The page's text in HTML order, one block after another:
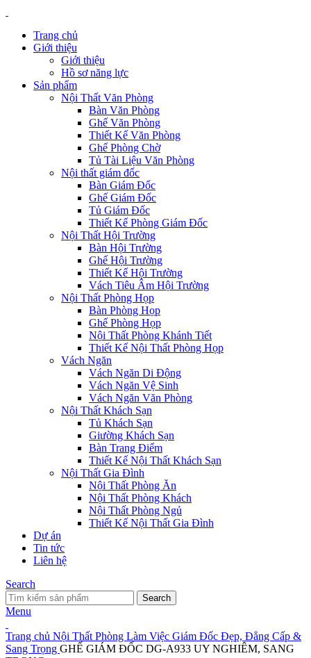
Trang chủ
Giới thiệu
Giới thiệu
Hồ sơ năng lực
Sản phẩm
Nội Thất Văn Phòng
Bàn Văn Phòng
Ghế Văn Phòng
Thiết Kế Văn Phòng
Ghế Phòng Chờ
Tủ Tài Liệu Văn Phòng
Nội thất giám đốc
Bàn Giám Đốc
Ghế Giám Đốc
Tủ Giám Đốc
Thiết Kế Phòng Giám Đốc
Nội Thất Hội Trường
Bàn Hội Trường
Ghế Hội Trường
Thiết Kế Hội Trường
Vách Tiêu Âm Hội Trường
Nội Thất Phòng Họp
Bàn Phòng Họp
Ghế Phòng Họp
Nội Thất Phòng Khánh Tiết
Thiết Kế Nội Thất Phòng Họp
Vách Ngăn
Vách Ngăn Di Động
Vách Ngăn Vệ Sinh
Vách Ngăn Văn Phòng
Nội Thất Khách Sạn
Tủ Khách Sạn
Giường Khách Sạn
Bàn Trang Điểm
Thiết Kế Nội Thất Khách Sạn
Nội Thất Gia Đình
Nội Thất Phòng Ăn
Nội Thất Phòng Khách
Nội Thất Phòng Ngủ
Thiết Kế Nội Thất Gia Đình
Dự án
Tin tức
Liên hệ
Search
Search
Menu
Trang chủ Nội Thất Phòng Làm Việc Giám Đốc Đẹp, Đẳng Cấp &
Sang Trọng GHẾ GIÁM ĐỐC DG-A933 UY NGHIÊM, SANG